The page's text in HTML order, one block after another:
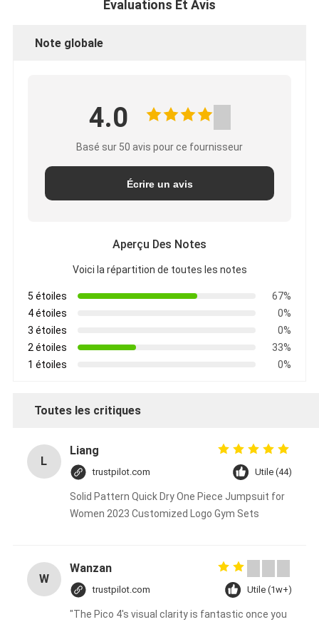
Évaluations Et Avis
Note globale
4.0
Basé sur 50 avis pour ce fournisseur
Écrire un avis
Aperçu Des Notes
Voici la répartition de toutes les notes
5 étoiles
67%
4 étoiles
0%
3 étoiles
0%
2 étoiles
33%
1 étoiles
0%
Toutes les critiques
L
Liang
trustpilot.com Utile (44)
Solid Pattern Quick Dry One Piece Jumpsuit for
Women 2023 Customized Logo Gym Sets
W
Wanzan
trustpilot.com Utile (1w+)
"The Pico 4's visual clarity is fantastic once you